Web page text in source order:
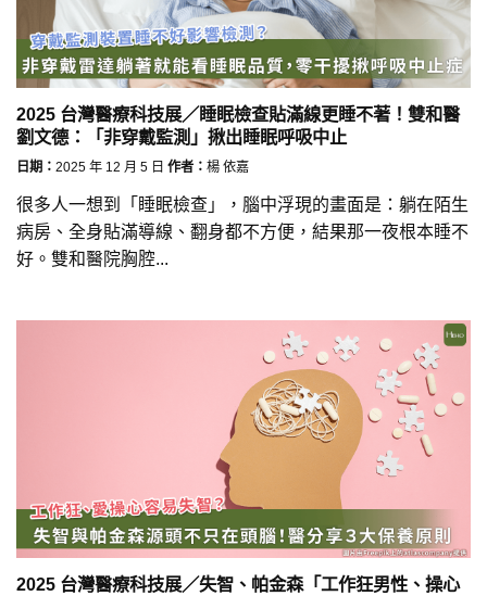
2025 台灣醫療科技展／睡眠檢查貼滿線更睡不著！雙和醫
劉文德：「非穿戴監測」揪出睡眠呼吸中止
日期： 2025 年 12 月 5 日 作者： 楊 依嘉
很多人一想到「睡眠檢查」，腦中浮現的畫面是：躺在陌生
病房、全身貼滿導線、翻身都不方便，結果那一夜根本睡不
好。雙和醫院胸腔...
2025 台灣醫療科技展／失智、帕金森「工作狂男性、操心